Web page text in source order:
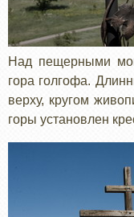
Над пещерными
гора голгофа.
верху, кругом
горы установлен